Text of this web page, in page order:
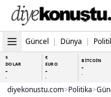
Güncel | Dünya |
$
DOLAR
-
-
€
EURO
-
-
BİTCOİN
-
-
diyekonustu.com>Politika>